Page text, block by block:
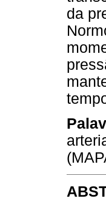
da